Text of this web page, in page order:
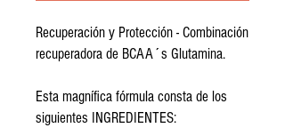
Recuperación y Protección - Combinación
recuperadora de BCAA´s Glutamina.
Esta magnífica fórmula consta de los
siguientes INGREDIENTES: